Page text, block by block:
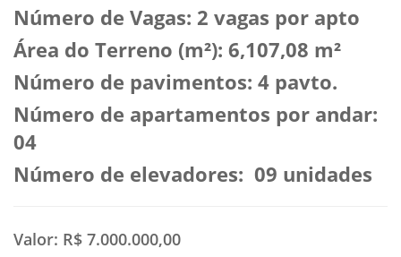
Número de Vagas: 2 vagas por apto
Área do Terreno (m²): 6,107,08 m²
Número de pavimentos: 4 pavto.
Número de apartamentos por andar:
04
Número de elevadores: 09 unidades
Valor: R$ 7.000.000,00